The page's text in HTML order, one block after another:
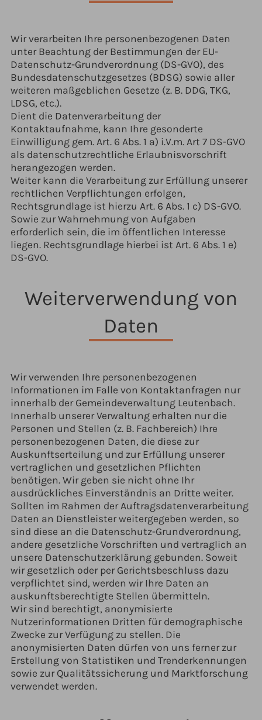
Wir verarbeiten Ihre personenbezogenen Daten
unter Beachtung der Bestimmungen der EU-
Datenschutz-Grundverordnung (DS-GVO), des
Bundesdatenschutzgesetzes (BDSG) sowie aller
weiteren maßgeblichen Gesetze (z. B. DDG, TKG,
LDSG, etc.).
Dient die Datenverarbeitung der
Kontaktaufnahme, kann Ihre gesonderte
Einwilligung gem. Art. 6 Abs. 1 a) i.V.m. Art 7 DS-GVO
als datenschutzrechtliche Erlaubnisvorschrift
herangezogen werden.
Weiter kann die Verarbeitung zur Erfüllung unserer
rechtlichen Verpflichtungen erfolgen,
Rechtsgrundlage ist hierzu Art. 6 Abs. 1 c) DS-GVO.
Sowie zur Wahrnehmung von Aufgaben
erforderlich sein, die im öffentlichen Interesse
liegen. Rechtsgrundlage hierbei ist Art. 6 Abs. 1 e)
DS-GVO.
Weiterverwendung von
Daten
Wir verwenden Ihre personenbezogenen
Informationen im Falle von Kontaktanfragen nur
innerhalb der Gemeindeverwaltung Leutenbach.
Innerhalb unserer Verwaltung erhalten nur die
Personen und Stellen (z. B. Fachbereich) Ihre
personenbezogenen Daten, die diese zur
Auskunftserteilung und zur Erfüllung unserer
vertraglichen und gesetzlichen Pflichten
benötigen. Wir geben sie nicht ohne Ihr
ausdrückliches Einverständnis an Dritte weiter.
Sollten im Rahmen der Auftragsdatenverarbeitung
Daten an Dienstleister weitergegeben werden, so
sind diese an die Datenschutz-Grundverordnung,
andere gesetzliche Vorschriften und vertraglich an
unsere Datenschutzerklärung gebunden. Soweit
wir gesetzlich oder per Gerichtsbeschluss dazu
verpflichtet sind, werden wir Ihre Daten an
auskunftsberechtigte Stellen übermitteln.
Wir sind berechtigt, anonymisierte
Nutzerinformationen Dritten für demographische
Zwecke zur Verfügung zu stellen. Die
anonymisierten Daten dürfen von uns ferner zur
Erstellung von Statistiken und Trenderkennungen
sowie zur Qualitätssicherung und Marktforschung
verwendet werden.